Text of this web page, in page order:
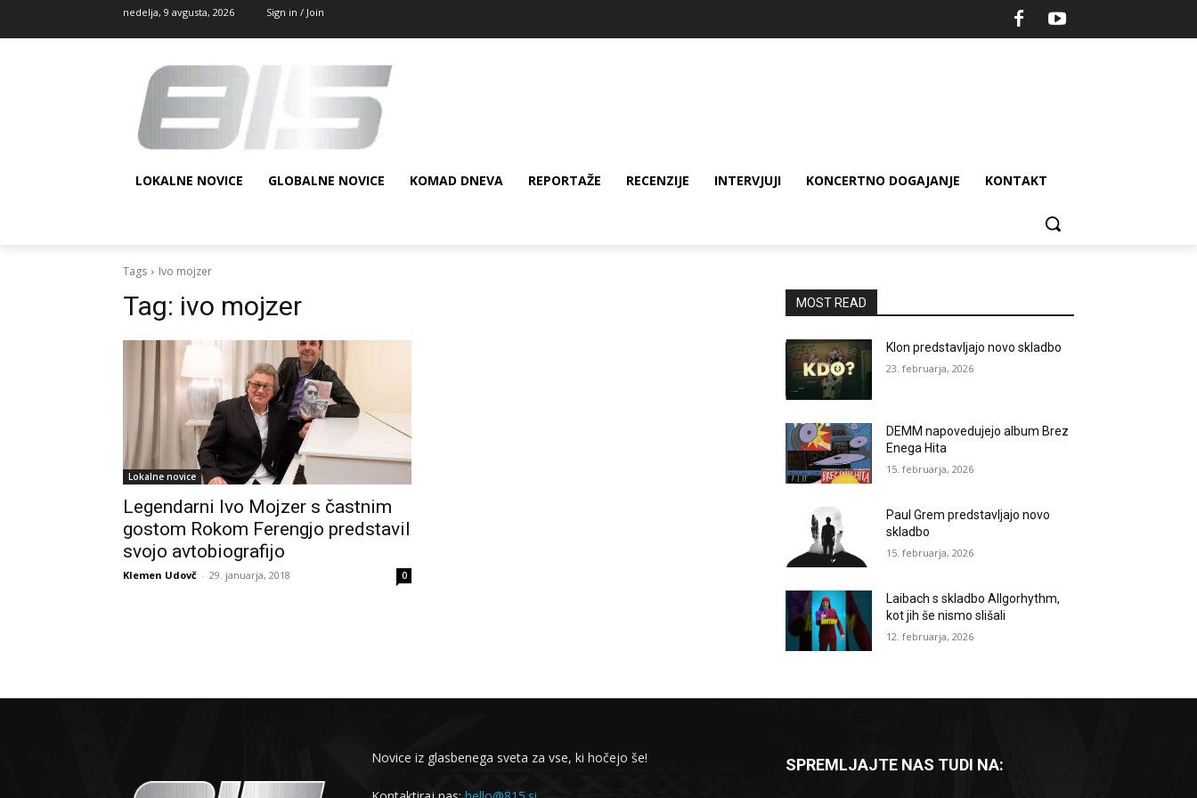
nedelja, 9 avgusta, 2026 Sign in / Join
LOKALNE NOVICE GLOBALNE NOVICE KOMAD DNEVA REPORTAŽE RECENZIJE INTERVJUJI KONCERTNO DOGAJANJE KONTAKT
Tags Ivo mojzer
Tag: ivo mojzer
Lokalne novice
Legendarni Ivo Mojzer s častnim
gostom Rokom Ferengjo predstavil
svojo avtobiografijo
Klemen Udovč - 29. januarja, 2018 0
MOST READ
Klon predstavljajo novo skladbo
23. februarja, 2026
DEMM napovedujejo album Brez
Enega Hita
15. februarja, 2026
Paul Grem predstavljajo novo
skladbo
15. februarja, 2026
Laibach s skladbo Allgorhythm,
kot jih še nismo slišali
12. februarja, 2026
Novice iz glasbenega sveta za vse, ki hočejo še! SPREMLJAJTE NAS TUDI NA: